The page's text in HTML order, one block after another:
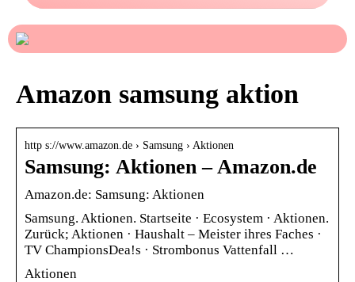
Amazon samsung aktion
http s://www.amazon.de › Samsung › Aktionen
Samsung: Aktionen – Amazon.de
Amazon.de: Samsung: Aktionen
Samsung. Aktionen. Startseite · Ecosystem · Aktionen.
Zurück; Aktionen · Haushalt – Meister ihres Faches ·
TV ChampionsDea!s · Strombonus Vattenfall …
Aktionen